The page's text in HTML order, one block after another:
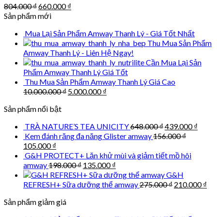
804.000₫Original
price
804.000 ₫.
660.000₫
660.000 ₫.
Sản phẩm mới
Mua Lại Sản Phẩm Amway Thanh Lý - Giá Tốt Nhất
Thu Mua Sản Phẩm
Amway Thanh Lý - Liên Hệ Ngay!
Cần Mua Lại Sản
Phẩm Amway Thanh Lý Giá Tốt
Thu Mua Sản Phẩm Amway Thanh Lý Giá Cao
10.000.000₫ Original
5.000.000₫
Sản phẩm nổi bật
TRÀ NATURE’S TEA UNICITY648.000₫Original
price
648.000 ₫.
439.000₫
Kem đánh răng đa năng Glister amway156.000₫
Original
price
was:
156.000 ₫.
105.000₫
price
is:
105.000 ₫.
G&H PROTECT+ Lăn khử mùi và giảm tiết mồ hôi
amway198.000₫ Original
price
was:
198.000 ₫.
135.000₫
price
is:
135.000 ₫.
G&H
REFRESH+ Sữa dưỡng thể amway275.000₫ Original
210.000₫
Sản phẩm giảm giá